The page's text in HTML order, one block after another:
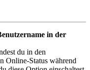
in der
du in den
Online-Status während